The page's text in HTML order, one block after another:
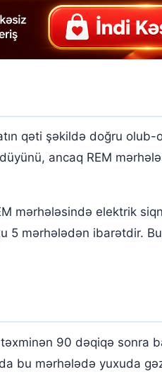
qəti şəkildə doğru olub-
ancaq REM
mərhələsində elektrik
5 mərhələdən ibarətdir.
90 dəqiqə sonra
bu mərhələdə yuxuda